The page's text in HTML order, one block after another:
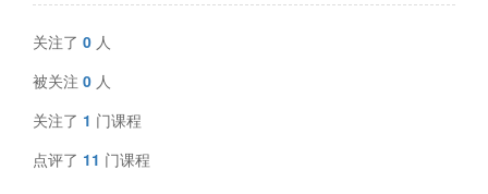
关注了 0 人
被关注 0 人
关注了 1 门课程
点评了 11 门课程